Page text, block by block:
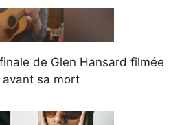
de Glen Hansard filmée
avant sa mort